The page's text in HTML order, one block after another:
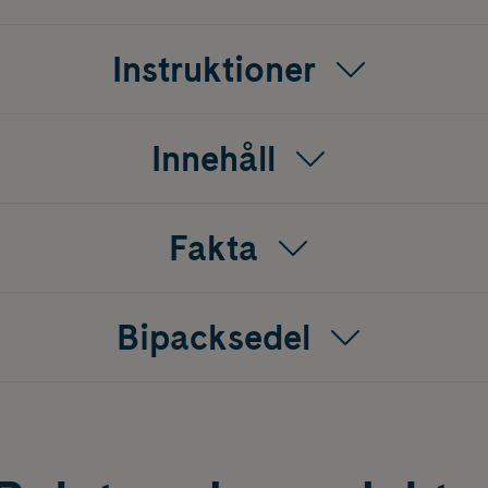
upp i ½ glas vatten.Instruktioner
Innehåll
Fakta
Bipacksedel